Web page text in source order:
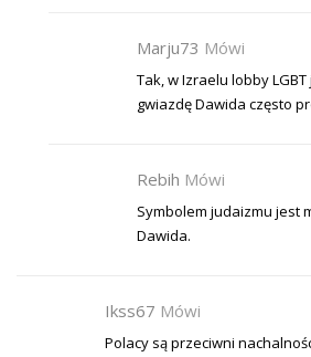
Marju73 Mówi
Tak, w Izraelu lobby
gwiazdę Dawida często
Rebih Mówi
Symbolem judaizmu jest
Dawida.
Ikss67 Mówi
Polacy są przeciwni